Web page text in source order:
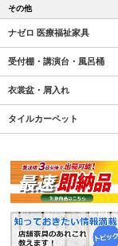
その他
ナゼロ 医療福祉家具
受付棚・講演台・風呂桶
衣裳盆・屑入れ
タイルカーペット